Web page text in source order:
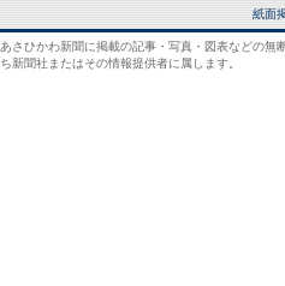
紙面
あさひかわ新聞に掲載の記事・写真・図表などの無
ち新聞社またはその情報提供者に属します。